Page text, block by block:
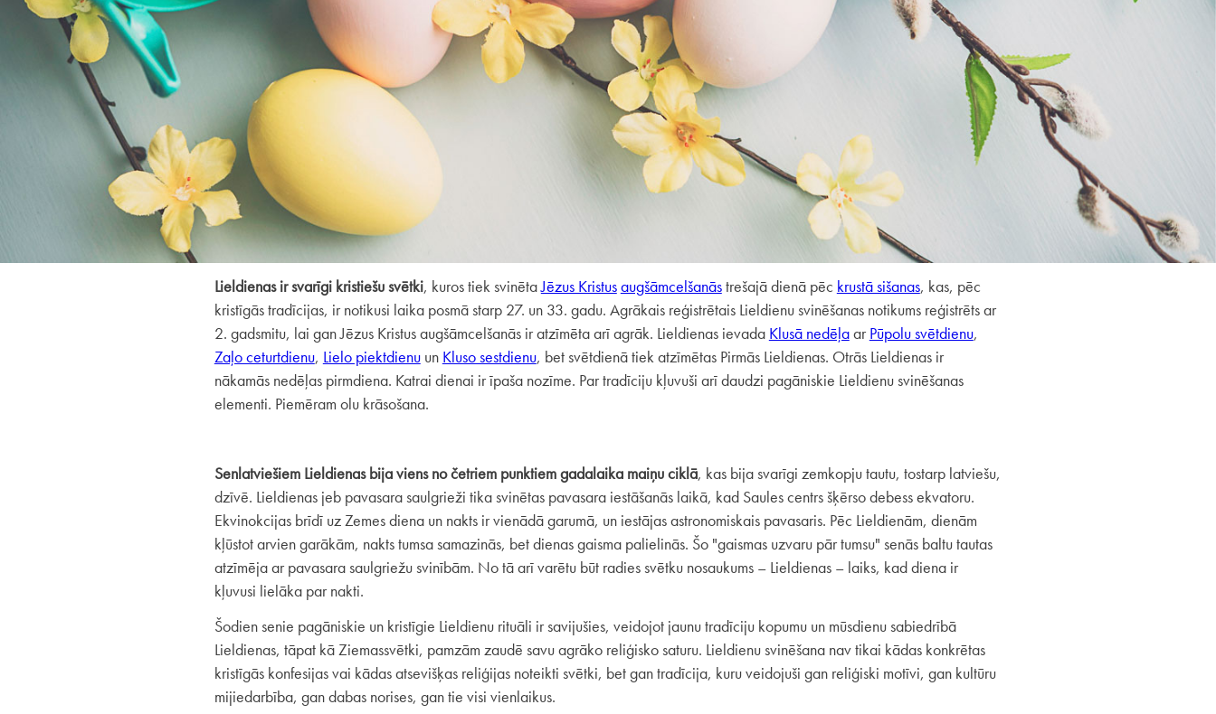
Lieldienas ir svarīgi kristiešu svētki, kuros tiek svinētaJēzus Kristusaugšāmcelšanāstrešajā dienā pēc krustā sišanas, kas, pēc
kristīgās tradīcijas, ir notikusi laika posmā starp 27. un 33. gadu. Agrākais reģistrētais Lieldienu svinēšanas notikums reģistrēts ar
2. gadsmitu, lai gan Jēzus Kristus augšāmcelšanās ir atzīmēta arī agrāk. Lieldienas ievada Klusā nedēļaarPūpolu svētdienu,
Zaļo ceturtdienu, Lielo piektdienuun Kluso sestdienu, bet svētdienā tiek atzīmētas Pirmās Lieldienas. Otrās Lieldienas ir
nākamās nedēļas pirmdiena. Katrai dienai ir īpaša nozīme. Par tradīciju kļuvuši arī daudzi pagāniskie Lieldienu svinēšanas
elementi. Piemēram olu krāsošana.
Senlatviešiem Lieldienas bija viens no četriem punktiem gadalaika maiņu ciklā, kas bija svarīgi zemkopju tautu, tostarp latviešu,
dzīvē. Lieldienas jeb pavasara saulgrieži tika svinētas pavasara iestāšanās laikā, kad Saules centrs šķērso debess ekvatoru.
Ekvinokcijas brīdī uz Zemes diena un nakts ir vienādā garumā, un iestājas astronomiskais pavasaris. Pēc Lieldienām, dienām
kļūstot arvien garākām, nakts tumsa samazinās, bet dienas gaisma palielinās. Šo "gaismas uzvaru pār tumsu" senās baltu tautas
atzīmēja ar pavasara saulgriežu svinībām. No tā arī varētu būt radies svētku nosaukums – Lieldienas – laiks, kad diena ir
kļuvusi lielāka par nakti.
Šodien senie pagāniskie un kristīgie Lieldienu rituāli ir savijušies, veidojot jaunu tradīciju kopumu un mūsdienu sabiedrībā
Lieldienas, tāpat kā Ziemassvētki, pamzām zaudē savu agrāko reliģisko saturu. Lieldienu svinēšana nav tikai kādas konkrētas
kristīgās konfesijas vai kādas atsevišķas reliģijas noteikti svētki, bet gan tradīcija, kuru veidojuši gan reliģiski motīvi, gan kultūru
mijiedarbība, gan dabas norises, gan tie visi vienlaikus.